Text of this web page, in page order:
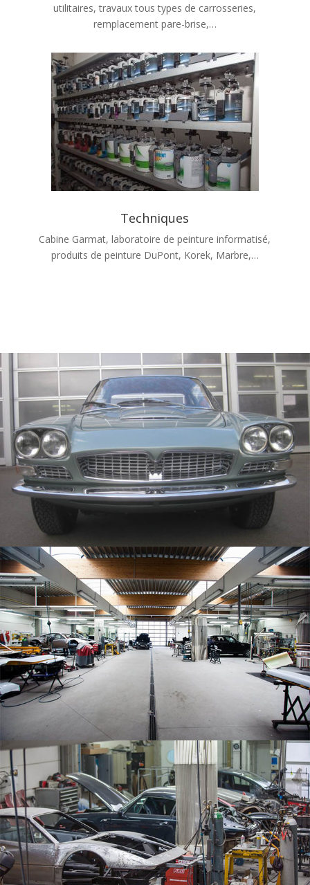
utilitaires, travaux tous types de carrosseries,
remplacement pare-brise,…
Techniques
Cabine Garmat, laboratoire de peinture informatisé,
produits de peinture DuPont, Korek, Marbre,…